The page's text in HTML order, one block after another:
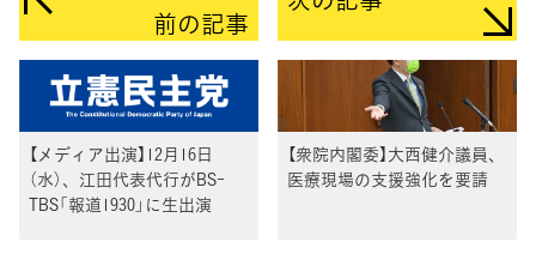
前の記事
【メディア出演】12月16日
（水）、江田代表代行がBS-
TBS「報道1930」に生出演
【衆院内閣委】大西健介議員、
医療現場の支援強化を要請